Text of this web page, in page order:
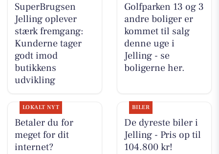
SuperBrugsen
Jelling oplever
stærk fremgang:
Kunderne tager
godt imod
butikkens
udvikling
Golfparken 13 og 3
andre boliger er
kommet til salg
denne uge i
Jelling - se
boligerne her.
LOKALT NYT
Betaler du for
meget for dit
internet?
BILER
De dyreste biler i
Jelling - Pris op til
104.800 kr!